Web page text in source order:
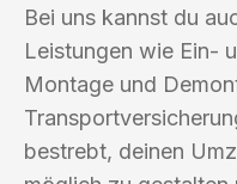
Bei uns kannst du
Leistungen wie Ein-
Montage und
bestrebt, deinen